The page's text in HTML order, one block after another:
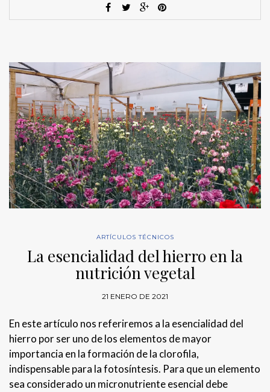
ARTÍCULOS TÉCNICOS
La esencialidad del hierro en la
nutrición vegetal
21 ENERO DE 2021
En este artículo nos referiremos a la esencialidad del
hierro por ser uno de los elementos de mayor
importancia en la formación de la clorofila,
indispensable para la fotosíntesis. Para que un elemento
sea considerado un micronutriente esencial debe